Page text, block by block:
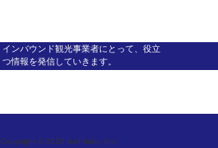
インバウンド観光事業者にとって、役立
つ情報を発信していきます。
Copyright © 2026 leaf-hide, Inc.